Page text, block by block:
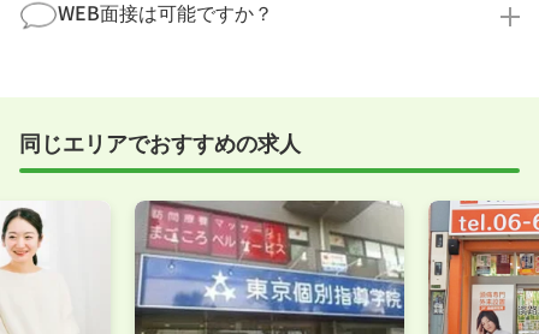
ださい！
まで、一からサポートいたします。「転職を考え始め
たばかり」「何から始めればいいか分からない」とい
WEB面接は可能ですか？
すめしていますが、企業様によってはWEB面接を導入
事前に確認することは可能ですので、お気軽にお申し
付けください！
同じエリアでおすすめの求人